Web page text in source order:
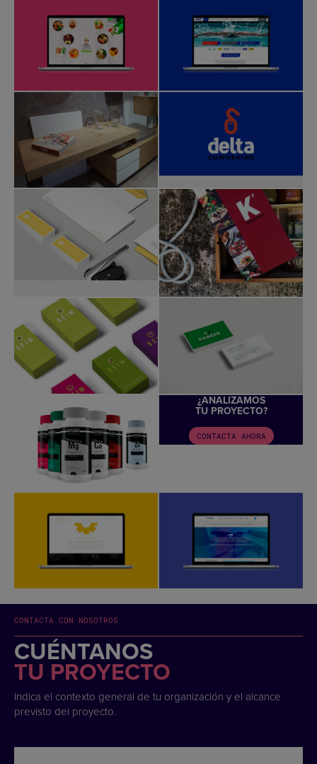
¿ANALIZAMOS
TU PROYECTO?
CONTACTA AHORA
CONTACTA CON NOSOTROS
CUÉNTANOS
TU PROYECTO
Indica el contexto general de tu organización y el alcance
previsto del proyecto.